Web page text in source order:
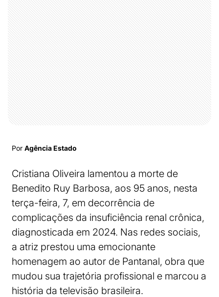
Por Agência Estado
Cristiana Oliveira lamentou a morte de
Benedito Ruy Barbosa, aos 95 anos, nesta
terça-feira, 7, em decorrência de
complicações da insuficiência renal crônica,
diagnosticada em 2024. Nas redes sociais,
a atriz prestou uma emocionante
homenagem ao autor de Pantanal, obra que
mudou sua trajetória profissional e marcou a
história da televisão brasileira.